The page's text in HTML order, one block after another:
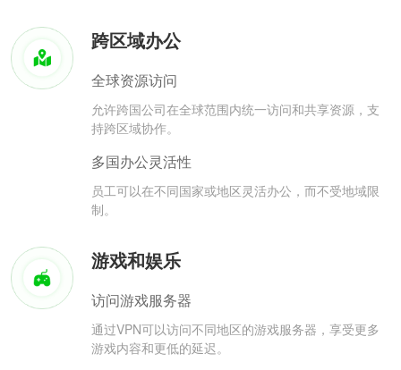
跨区域办公
全球资源访问
允许跨国公司在全球范围内统一访问和共享资源，支
持跨区域协作。
多国办公灵活性
员工可以在不同国家或地区灵活办公，而不受地域限
制。
游戏和娱乐
访问游戏服务器
通过VPN可以访问不同地区的游戏服务器，享受更多
游戏内容和更低的延迟。